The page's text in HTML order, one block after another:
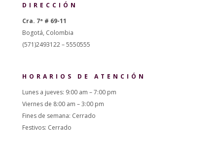
DIRECCIÓN
Cra. 7ª # 69-11
Bogotá, Colombia
(571)2493122 – 5550555
HORARIOS DE ATENCIÓN
Lunes a jueves: 9:00 am – 7:00 pm
Viernes de 8:00 am – 3:00 pm
Fines de semana: Cerrado
Festivos: Cerrado